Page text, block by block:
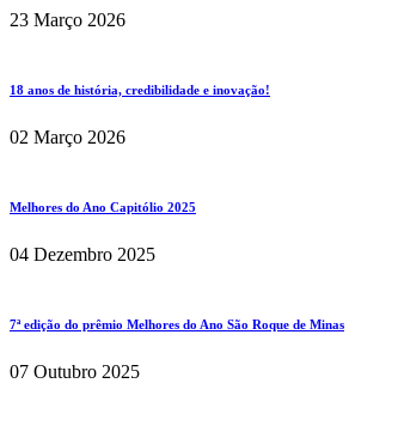
23 Março 2026
18 anos de história, credibilidade e inovação!
02 Março 2026
Melhores do Ano Capitólio 2025
04 Dezembro 2025
7ª edição do prêmio Melhores do Ano São Roque de Minas
07 Outubro 2025